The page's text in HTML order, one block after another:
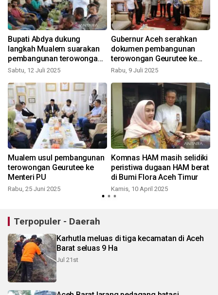
Bupati Abdya dukung
langkah Mualem suarakan
pembangunan terowongan
Geurutee
Sabtu, 12 Juli 2025
Gubernur Aceh serahkan
dokumen pembangunan
terowongan Geurutee ke
Menteri PPN
Rabu, 9 Juli 2025
Mualem usul pembangunan
terowongan Geurutee ke
Menteri PU
Rabu, 25 Juni 2025
Komnas HAM masih selidiki
peristiwa dugaan HAM berat
di Bumi Flora Aceh Timur
Kamis, 10 April 2025
Terpopuler - Daerah
Karhutla meluas di tiga kecamatan di Aceh
Barat seluas 9 Ha
Jul 21st